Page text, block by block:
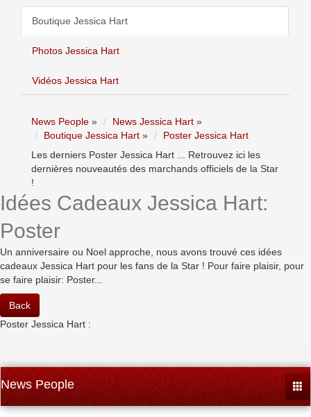
Boutique Jessica Hart
Photos Jessica Hart
Vidéos Jessica Hart
News People » News Jessica Hart »
Boutique Jessica Hart »
Poster Jessica Hart
Les derniers Poster Jessica Hart ... Retrouvez ici les
dernières nouveautés des marchands officiels de la Star
!
Idées Cadeaux Jessica Hart:
Poster
Un anniversaire ou Noel approche, nous avons trouvé ces idées
cadeaux Jessica Hart pour les fans de la Star ! Pour faire plaisir, pour
se faire plaisir: Poster...
Back
Poster Jessica Hart :
News People